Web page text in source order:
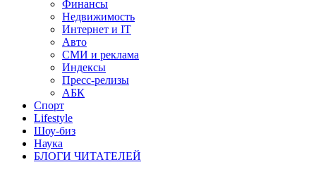
Финансы
Недвижимость
Интернет и IT
Авто
СМИ и реклама
Индексы
Пресс-релизы
АБК
Спорт
Lifestyle
Шоу-биз
Наука
БЛОГИ ЧИТАТЕЛЕЙ